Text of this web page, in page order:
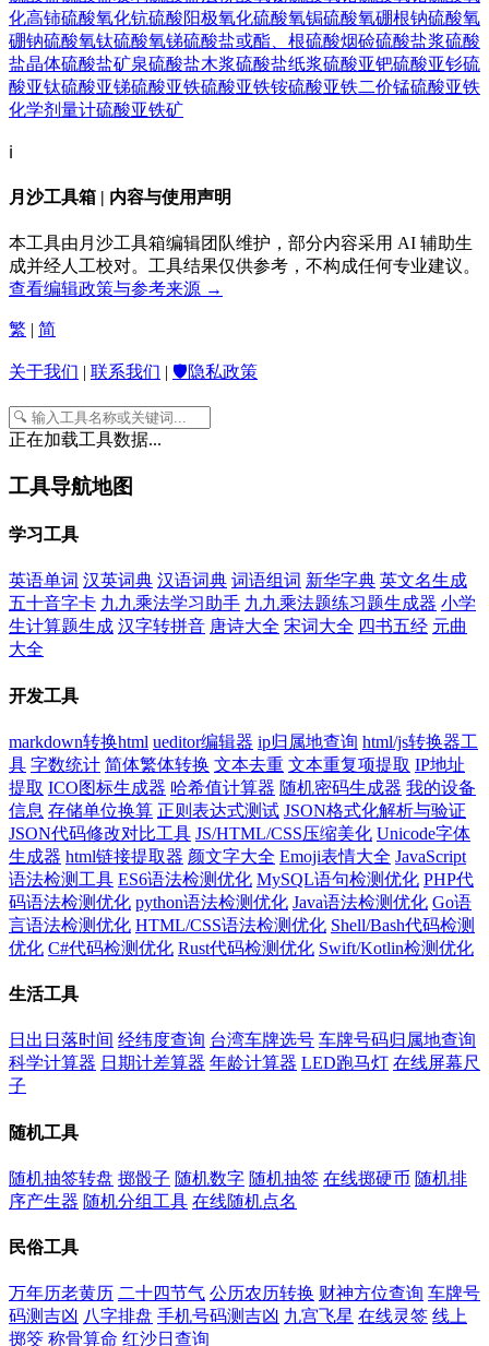
化高铈硫酸氧化钪硫酸阳极氧化硫酸氧锔硫酸氧硼根钠硫酸氧
硼钠硫酸氧钛硫酸氧锑硫酸盐或酯、根硫酸烟硷硫酸盐浆硫酸
盐晶体硫酸盐矿泉硫酸盐木浆硫酸盐纸浆硫酸亚钯硫酸亚钐硫
酸亚钛硫酸亚锑硫酸亚铁硫酸亚铁铵硫酸亚铁二价锰硫酸亚铁
化学剂量计硫酸亚铁矿
ℹ️
月沙工具箱 | 内容与使用声明
本工具由月沙工具箱编辑团队维护，部分内容采用 AI 辅助生
成并经人工校对。工具结果仅供参考，不构成任何专业建议。
查看编辑政策与参考来源 →
繁 | 简
关于我们 | 联系我们 | 🛡️隐私政策
正在加载工具数据...
工具导航地图
学习工具
英语单词 汉英词典 汉语词典 词语组词 新华字典 英文名生成
五十音字卡 九九乘法学习助手 九九乘法题练习题生成器 小学
生计算题生成 汉字转拼音 唐诗大全 宋词大全 四书五经 元曲
大全
开发工具
markdown转换html ueditor编辑器 ip归属地查询 html/js转换器工
具 字数统计 简体繁体转换 文本去重 文本重复项提取 IP地址
提取 ICO图标生成器 哈希值计算器 随机密码生成器 我的设备
信息 存储单位换算 正则表达式测试 JSON格式化解析与验证
JSON代码修改对比工具 JS/HTML/CSS压缩美化 Unicode字体
生成器 html链接提取器 颜文字大全 Emoji表情大全 JavaScript
语法检测工具 ES6语法检测优化 MySQL语句检测优化 PHP代
码语法检测优化 python语法检测优化 Java语法检测优化 Go语
言语法检测优化 HTML/CSS语法检测优化 Shell/Bash代码检测
优化 C#代码检测优化 Rust代码检测优化 Swift/Kotlin检测优化
生活工具
日出日落时间 经纬度查询 台湾车牌选号 车牌号码归属地查询
科学计算器 日期计差算器 年龄计算器 LED跑马灯 在线屏幕尺
子
随机工具
随机抽签转盘 掷骰子 随机数字 随机抽签 在线掷硬币 随机排
序产生器 随机分组工具 在线随机点名
民俗工具
万年历老黄历 二十四节气 公历农历转换 财神方位查询 车牌号
码测吉凶 八字排盘 手机号码测吉凶 九宫飞星 在线灵签 线上
掷筊 称骨算命 红沙日查询